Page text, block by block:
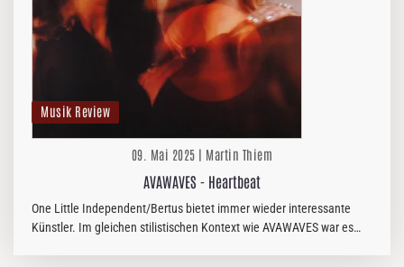
Musik Review
09. Mai 2025 | Martin Thiem
AVAWAVES - Heartbeat
One Little Independent/Bertus bietet immer wieder interessante
Künstler. Im gleichen stilistischen Kontext wie AVAWAVES war es